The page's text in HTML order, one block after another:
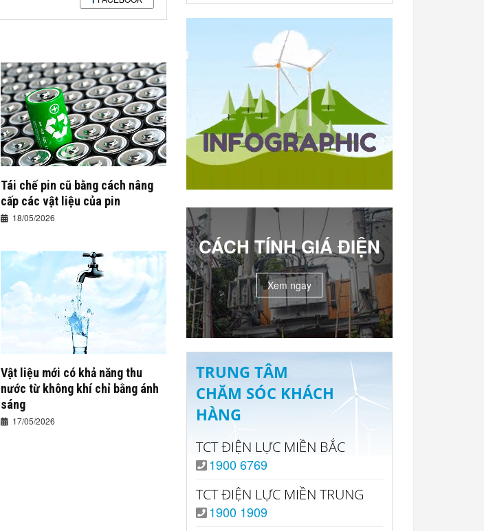
Tái chế pin cũ bằng cách nâng
cấp các vật liệu của pin
18/05/2026
Vật liệu mới có khả năng thu
nước từ không khí chỉ bằng ánh
sáng
17/05/2026
CÁCH TÍNH GIÁ ĐIỆN
Xem ngay
TRUNG TÂM
CHĂM SÓC KHÁCH
HÀNG
TCT ĐIỆN LỰC MIỀN BẮC
1900 6769
TCT ĐIỆN LỰC MIỀN TRUNG
1900 1909